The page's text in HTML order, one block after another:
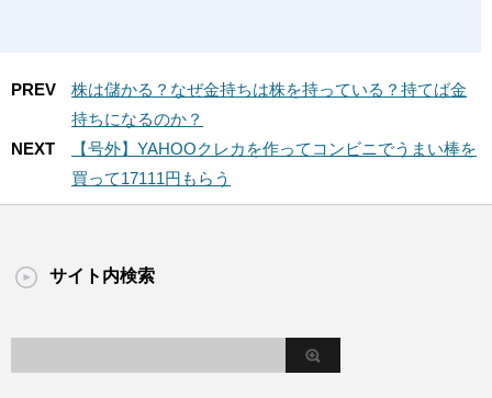
PREV
株は儲かる？なぜ金持ちは株を持っている？持てば金
持ちになるのか？
NEXT
【号外】YAHOOクレカを作ってコンビニでうまい棒を
買って17111円もらう
サイト内検索